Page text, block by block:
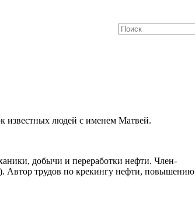
известных людей с именем Матвей.
добычи и переработки нефти. Член-
Автор трудов по крекингу нефти, повышению